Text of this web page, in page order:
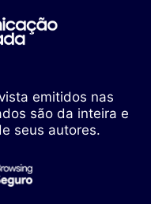
emitidos nas
são da inteira e
seus autores.